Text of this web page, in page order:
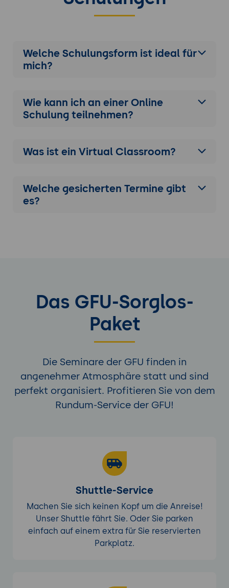
Welche Schulungsform ist ideal für
mich?
Wie kann ich an einer Online
Schulung teilnehmen?
Was ist ein Virtual Classroom?
Welche gesicherten Termine gibt
es?
Das GFU-Sorglos-
Paket
Die Seminare der GFU finden in
angenehmer Atmosphäre statt und sind
perfekt organisiert. Profitieren Sie von dem
Rundum-Service der GFU!
Shuttle-Service
Machen Sie sich keinen Kopf um die Anreise!
Unser Shuttle fährt Sie. Oder Sie parken
einfach auf einem extra für Sie reservierten
Parkplatz.